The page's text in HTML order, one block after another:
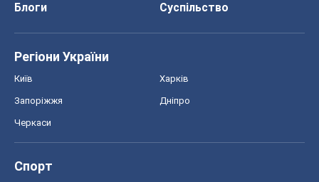
Блоги
Суспільство
Регіони України
Київ Харків
Запоріжжя Дніпро
Черкаси
Спорт